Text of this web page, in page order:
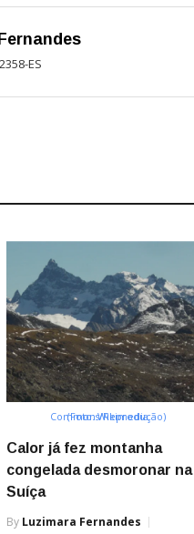
ES
(Foto: Wikimedia Commons/Reprodução)
Calor já fez montanha
congelada desmoronar na
Suíça
By Luzimara Fernandes